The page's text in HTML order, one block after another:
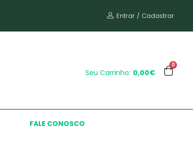
Entrar / Cadastrar
0
Seu Carrinho: 0,00€
FALE CONOSCO